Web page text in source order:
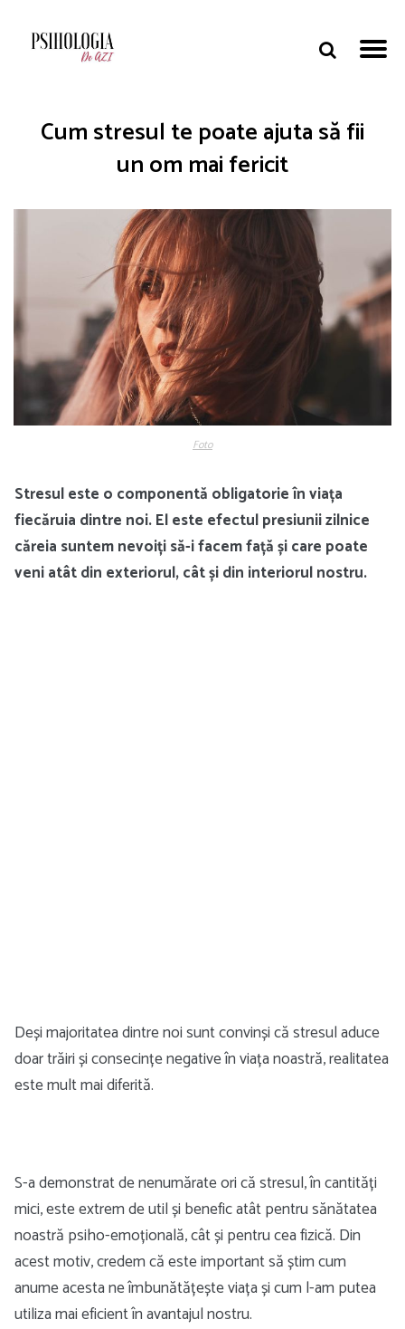
Cum stresul te poate ajuta să fii
un om mai fericit
Foto
Stresul este o componentă obligatorie în viața
fiecăruia dintre noi. El este efectul presiunii zilnice
căreia suntem nevoiți să-i facem față și care poate
veni atât din exteriorul, cât și din interiorul nostru.
Deși majoritatea dintre noi sunt convinși că stresul aduce
doar trăiri și consecințe negative în viața noastră, realitatea
este mult mai diferită.
S-a demonstrat de nenumărate ori că stresul, în cantități
mici, este extrem de util și benefic atât pentru sănătatea
noastră psiho-emoțională, cât și pentru cea fizică. Din
acest motiv, credem că este important să știm cum
anume acesta ne îmbunătățește viața și cum l-am putea
utiliza mai eficient în avantajul nostru.